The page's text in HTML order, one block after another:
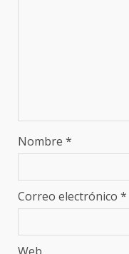
Nombre *
Correo electrónico *